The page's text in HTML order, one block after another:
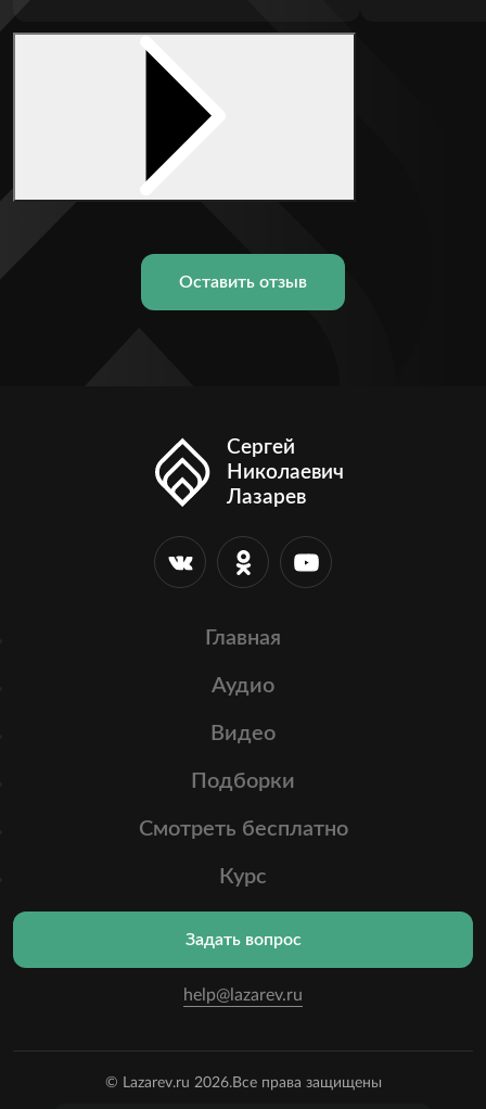
Оставить отзыв
Сергей
Николаевич
Лазарев
Главная
Аудио
Видео
Подборки
Смотреть бесплатно
Курс
help@lazarev.ru
Задать вопрос
© Lazarev.ru 2026.Все права защищены